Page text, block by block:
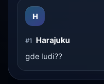
H
#1 Harajuku
gde ludi??